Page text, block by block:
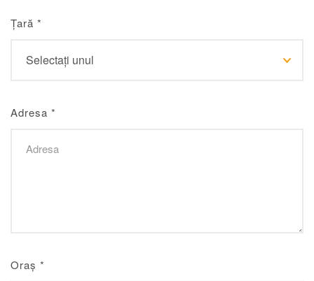
Țară *
Adresa *
Oraș *